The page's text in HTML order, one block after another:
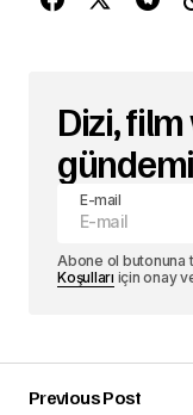
Dizi,
E-mail
Abone ol butonuna
Koşulları için onay
Previous Post